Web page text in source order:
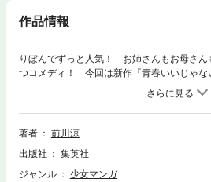
作品情報
りぼんでずっと人気！ お姉さんもお母さん
つコメディ！ 今回は新作『青春いいじゃな
著者
前川涼
出版社
集英社
ジャンル
少女マンガ